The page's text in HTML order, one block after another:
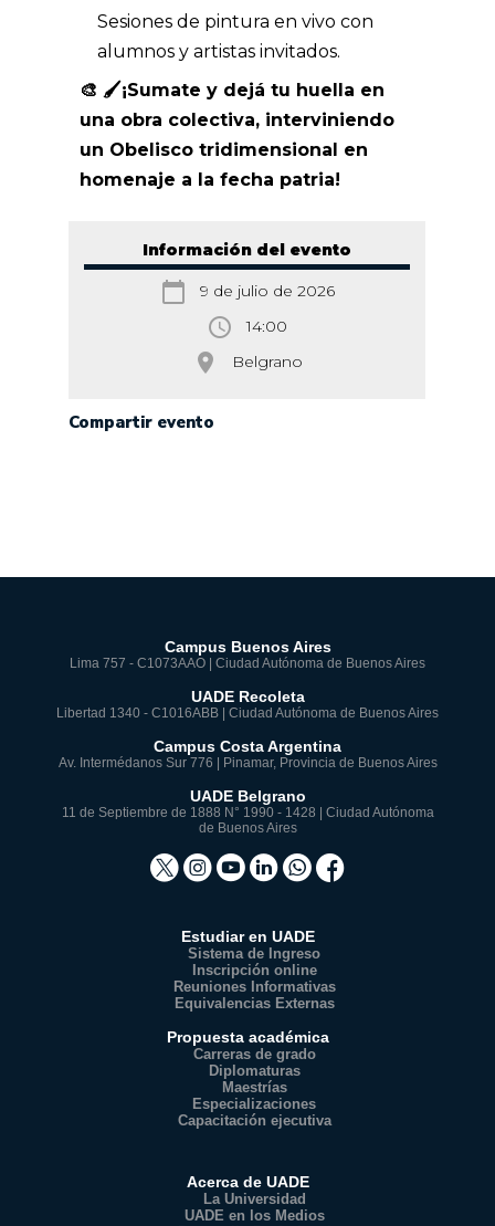
Información del evento
calendar_today 9 de julio de 2026
access_time 14:00
room Belgrano
Compartir evento
Sesiones de pintura en vivo con
alumnos y artistas invitados.
🎨 🖌️¡Sumate y dejá tu huella en
una obra colectiva, interviniendo
un Obelisco tridimensional en
homenaje a la fecha patria!
Campus Buenos Aires
Lima 757 - C1073AAO | Ciudad Autónoma de Buenos Aires
UADE Recoleta
Libertad 1340 - C1016ABB | Ciudad Autónoma de Buenos Aires
Campus Costa Argentina
Av. Intermédanos Sur 776 | Pinamar, Provincia de Buenos Aires
UADE Belgrano
11 de Septiembre de 1888 N° 1990 - 1428 | Ciudad Autónoma
de Buenos Aires
Estudiar en UADE
Sistema de Ingreso
Inscripción online
Reuniones Informativas
Equivalencias Externas
Propuesta académica
Carreras de grado
Diplomaturas
Maestrías
Especializaciones
Capacitación ejecutiva
Acerca de UADE
La Universidad
UADE en los Medios